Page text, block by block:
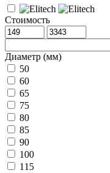
Стоимость
Диаметр (мм)
50
60
65
75
80
85
90
100
115